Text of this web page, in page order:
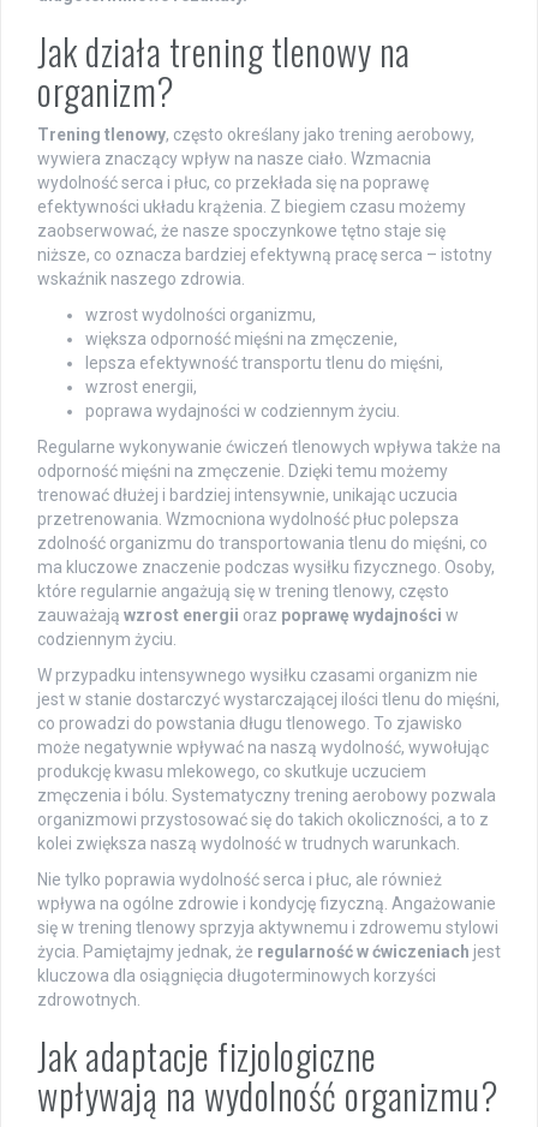
Jak działa trening tlenowy na
organizm?
Trening tlenowy, często określany jako trening aerobowy,
wywiera znaczący wpływ na nasze ciało. Wzmacnia
wydolność serca i płuc, co przekłada się na poprawę
efektywności układu krążenia. Z biegiem czasu możemy
zaobserwować, że nasze spoczynkowe tętno staje się
niższe, co oznacza bardziej efektywną pracę serca – istotny
wskaźnik naszego zdrowia.
wzrost wydolności organizmu,
większa odporność mięśni na zmęczenie,
lepsza efektywność transportu tlenu do mięśni,
wzrost energii,
poprawa wydajności w codziennym życiu.
Regularne wykonywanie ćwiczeń tlenowych wpływa także na
odporność mięśni na zmęczenie. Dzięki temu możemy
trenować dłużej i bardziej intensywnie, unikając uczucia
przetrenowania. Wzmocniona wydolność płuc polepsza
zdolność organizmu do transportowania tlenu do mięśni, co
ma kluczowe znaczenie podczas wysiłku fizycznego. Osoby,
które regularnie angażują się w trening tlenowy, często
zauważają wzrost energii oraz poprawę wydajności w
codziennym życiu.
W przypadku intensywnego wysiłku czasami organizm nie
jest w stanie dostarczyć wystarczającej ilości tlenu do mięśni,
co prowadzi do powstania długu tlenowego. To zjawisko
może negatywnie wpływać na naszą wydolność, wywołując
produkcję kwasu mlekowego, co skutkuje uczuciem
zmęczenia i bólu. Systematyczny trening aerobowy pozwala
organizmowi przystosować się do takich okoliczności, a to z
kolei zwiększa naszą wydolność w trudnych warunkach.
Nie tylko poprawia wydolność serca i płuc, ale również
wpływa na ogólne zdrowie i kondycję fizyczną. Angażowanie
się w trening tlenowy sprzyja aktywnemu i zdrowemu stylowi
życia. Pamiętajmy jednak, że regularność w ćwiczeniach jest
kluczowa dla osiągnięcia długoterminowych korzyści
zdrowotnych.
Jak adaptacje fizjologiczne
wpływają na wydolność organizmu?